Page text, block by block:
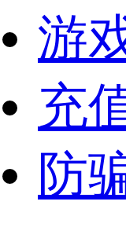
游
充
防